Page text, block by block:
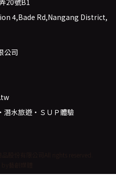
4,Bade Rd,Nangang District,
公司
潛水旅遊・ＳＵＰ體驗